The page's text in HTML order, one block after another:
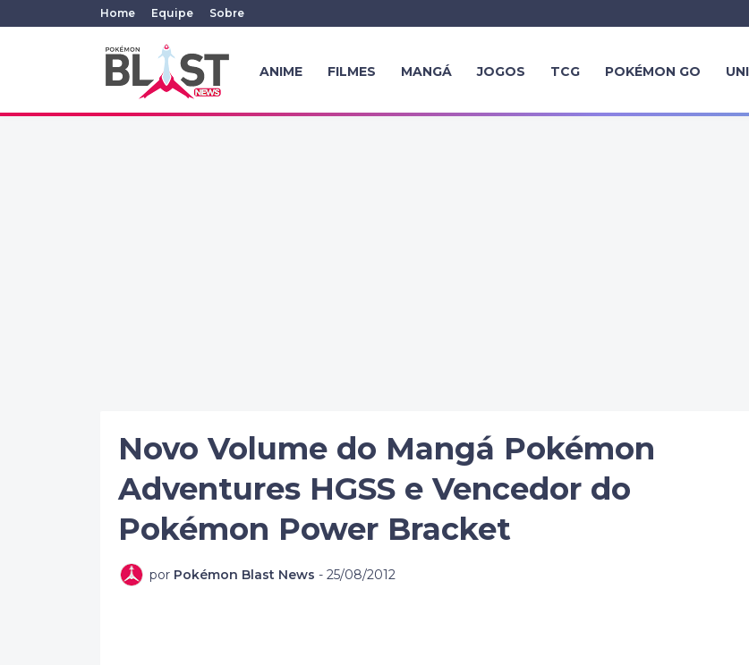
Home Equipe Sobre
ANIME FILMES MANGÁ JOGOS TCG POKÉMON GO
Novo Volume do Mangá Pokémon
Adventures HGSS e Vencedor do
Pokémon Power Bracket
por Pokémon Blast News - 25/08/2012